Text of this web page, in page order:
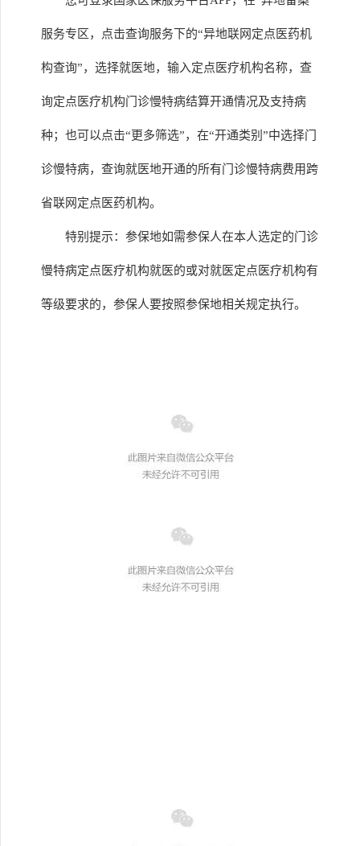
服务专区，点击查询服务下的“异地联网定点医药机
构查询”，选择就医地，输入定点医疗机构名称，查
询定点医疗机构门诊慢特病结算开通情况及支持病
种；也可以点击“更多筛选”，在“开通类别”中选择门
诊慢特病，查询就医地开通的所有门诊慢特病费用跨
省联网定点医药机构。
特别提示：参保地如需参保人在本人选定的门诊
慢特病定点医疗机构就医的或对就医定点医疗机构有
等级要求的，参保人要按照参保地相关规定执行。